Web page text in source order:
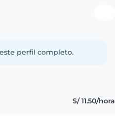
perfil completo.
S/ 11.50/hora